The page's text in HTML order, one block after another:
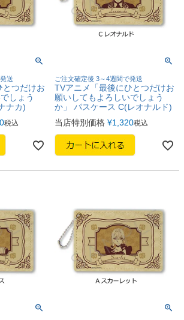
送
とつだけお
しょう
ナカ)
税込
ご注文確定後 3～4週間で発送
TVアニメ「最後にひとつだけお
願いしてもよろしいでしょう
か」 パスケース C(レオナルド)
当店特別価格 ¥1,320税込